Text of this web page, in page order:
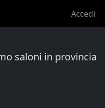
Accedi
saloni in provincia